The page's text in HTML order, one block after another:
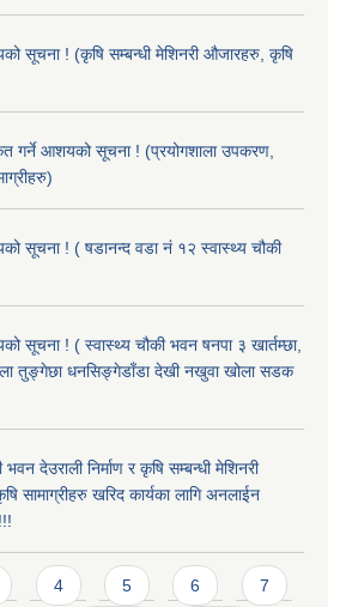
सूचना ! (कृषि सम्बन्धी मेशिनरी औजारहरु, कृषि
गर्ने आशयको सूचना ! (प्रयोगशाला उपकरण,
सूचना ! ( षडानन्द वडा नं १२ स्वास्थ्य चौकी
सूचना ! ( स्वास्थ्य चौकी भवन षनपा ३ खार्तम्छा,
तुङ्गेछा धनसिङ्गेडाँडा देखी नखुवा खोला सडक
देउराली निर्माण र कृषि सम्बन्धी मेशिनरी
सामाग्रीहरु खरिद कार्यका लागि अनलाईन
4 5 6 7